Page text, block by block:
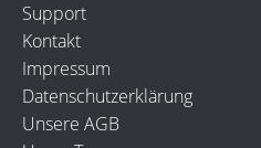
Support
Kontakt
Impressum
Datenschutzerklärung
Unsere AGB